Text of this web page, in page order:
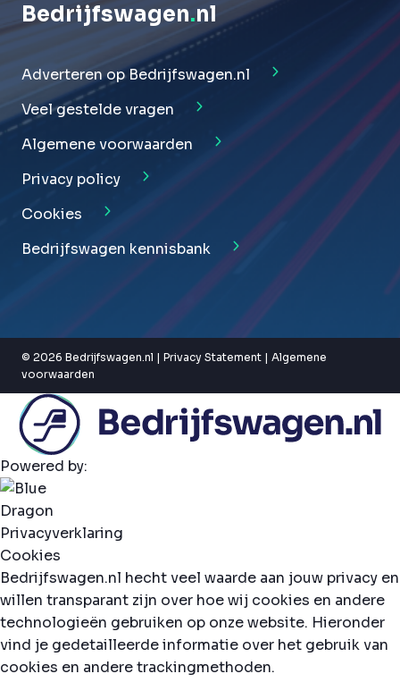
Bedrijfswagen.nl
Adverteren op Bedrijfswagen.nl
Veel gestelde vragen
Algemene voorwaarden
Privacy policy
Cookies
Bedrijfswagen kennisbank
© 2026 Bedrijfswagen.nl | Privacy Statement | Algemene
voorwaarden
Powered by:
Privacyverklaring
Cookies
Bedrijfswagen.nl hecht veel waarde aan jouw privacy en
willen transparant zijn over hoe wij cookies en andere
technologieën gebruiken op onze website. Hieronder
vind je gedetailleerde informatie over het gebruik van
cookies en andere trackingmethoden.